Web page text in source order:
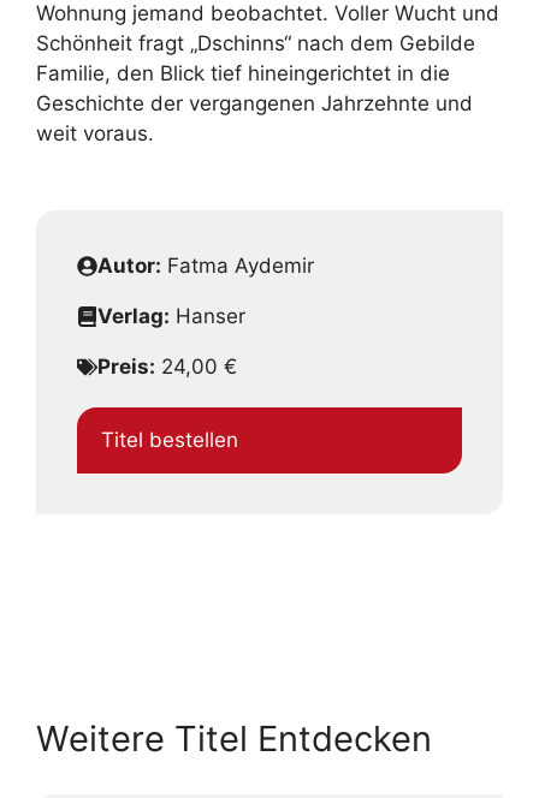
Wohnung jemand beobachtet. Voller Wucht und
Schönheit fragt „Dschinns“ nach dem Gebilde
Familie, den Blick tief hineingerichtet in die
Geschichte der vergangenen Jahrzehnte und
weit voraus.
Autor: Fatma Aydemir
Verlag: Hanser
Preis: 24,00 €
Titel bestellen
Weitere Titel Entdecken